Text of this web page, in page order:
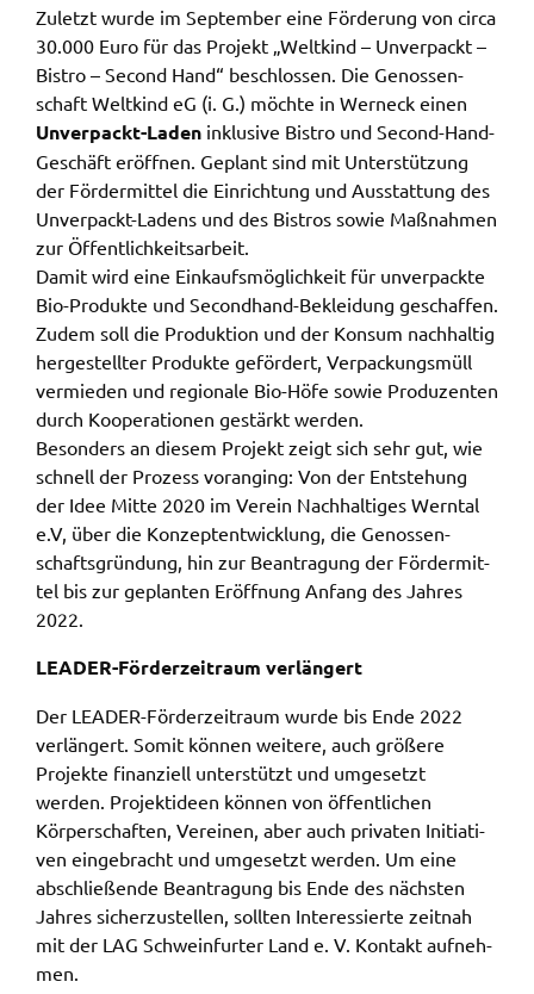
Zuletzt wurde im Septem­ber eine Förde­rung von circa
30.000 Euro für das Projekt „Welt­kind – Unver­packt –
Bistro – Second Hand“ beschlos­sen. Die Genos­sen­
schaft Welt­kind eG (i. G.) möch­te in Werneck einen
Unver­packt-Laden inklu­si­ve Bistro und Second-Hand-
Geschäft eröff­nen. Geplant sind mit Unter­stüt­zung
der Förder­mit­tel die Einrich­tung und Ausstat­tung des
Unver­packt-Ladens und des Bistros sowie Maßnah­men
zur Öffent­lich­keits­ar­beit.
Damit wird eine Einkaufs­mög­lich­keit für unver­pack­te
Bio-Produk­te und Second­hand-Beklei­dung geschaf­fen.
Zudem soll die Produk­ti­on und der Konsum nach­hal­tig
herge­stell­ter Produk­te geför­dert, Verpa­ckungs­müll
vermie­den und regio­na­le Bio-Höfe sowie Produ­zen­ten
durch Koope­ra­tio­nen gestärkt werden.
Beson­ders an diesem Projekt zeigt sich sehr gut, wie
schnell der Prozess voran­ging: Von der Entste­hung
der Idee Mitte 2020 im Verein Nach­hal­ti­ges Wern­tal
e.V, über die Konzept­ent­wick­lung, die Genos­sen­
schafts­grün­dung, hin zur Bean­tra­gung der Förder­mit­
tel bis zur geplan­ten Eröff­nung Anfang des Jahres
2022.
LEADER-Förder­zeit­raum verlän­gert
Der LEADER-Förder­zeit­raum wurde bis Ende 2022
verlän­gert. Somit können weite­re, auch größe­re
Projek­te finan­zi­ell unter­stützt und umge­setzt
werden. Projekt­ide­en können von öffent­li­chen
Körper­schaf­ten, Verei­nen, aber auch priva­ten Initia­ti­
ven einge­bracht und umge­setzt werden. Um eine
abschlie­ßen­de Bean­tra­gung bis Ende des nächs­ten
Jahres sicher­zu­stel­len, soll­ten Inter­es­sier­te zeit­nah
mit der LAG Schwein­fur­ter Land e. V. Kontakt aufneh­
men.
_pk_ses
Name:
_pk_ses
Anbieter:
Landratsamt Schweinfurt
Zweck:
Kurzzeitiges Cookie, um vorübergehende Daten des
Besuchs zu speichern.
Cookie Laufzeit:
Session